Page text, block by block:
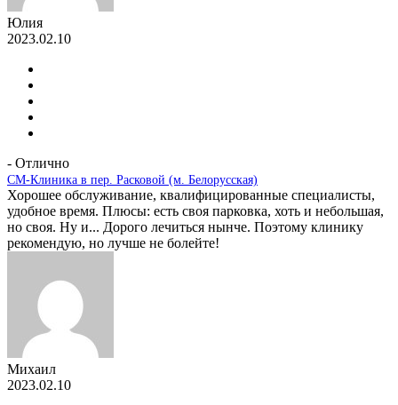
Юлия
2023.02.10
- Отлично
СМ-Клиника в пер. Расковой (м. Белорусская)
Хорошее обслуживание, квалифицированные специалисты,
удобное время. Плюсы: есть своя парковка, хоть и небольшая,
но своя. Ну и... Дорого лечиться нынче. Поэтому клинику
рекомендую, но лучше не болейте!
Михаил
2023.02.10